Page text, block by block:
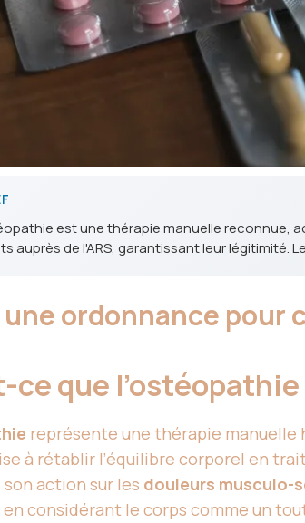
est une thérapie manuelle reconnue,
auprès de l'ARS, garantissant leur
ordonnance pour
ce que l’ostéopathie
représente une thérapie manuelle
à rétablir l’équilibre corporel en
action sur les douleurs musculo-
en considérant le corps comme un